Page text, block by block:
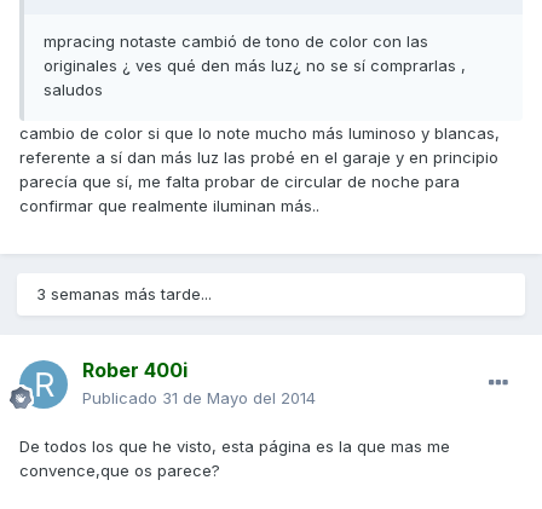
mpracing notaste cambió de tono de color con las
originales ¿ ves qué den más luz¿ no se sí comprarlas ,
saludos
cambio de color si que lo note mucho más luminoso y blancas,
referente a sí dan más luz las probé en el garaje y en principio
parecía que sí, me falta probar de circular de noche para
confirmar que realmente iluminan más..
3 semanas más tarde...
Rober 400i
Publicado 31 de Mayo del 2014
De todos los que he visto, esta página es la que mas me
convence,que os parece?